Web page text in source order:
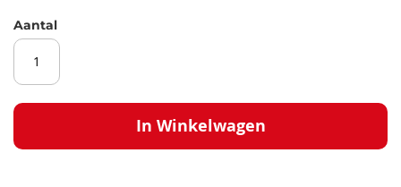
Aantal
In Winkelwagen